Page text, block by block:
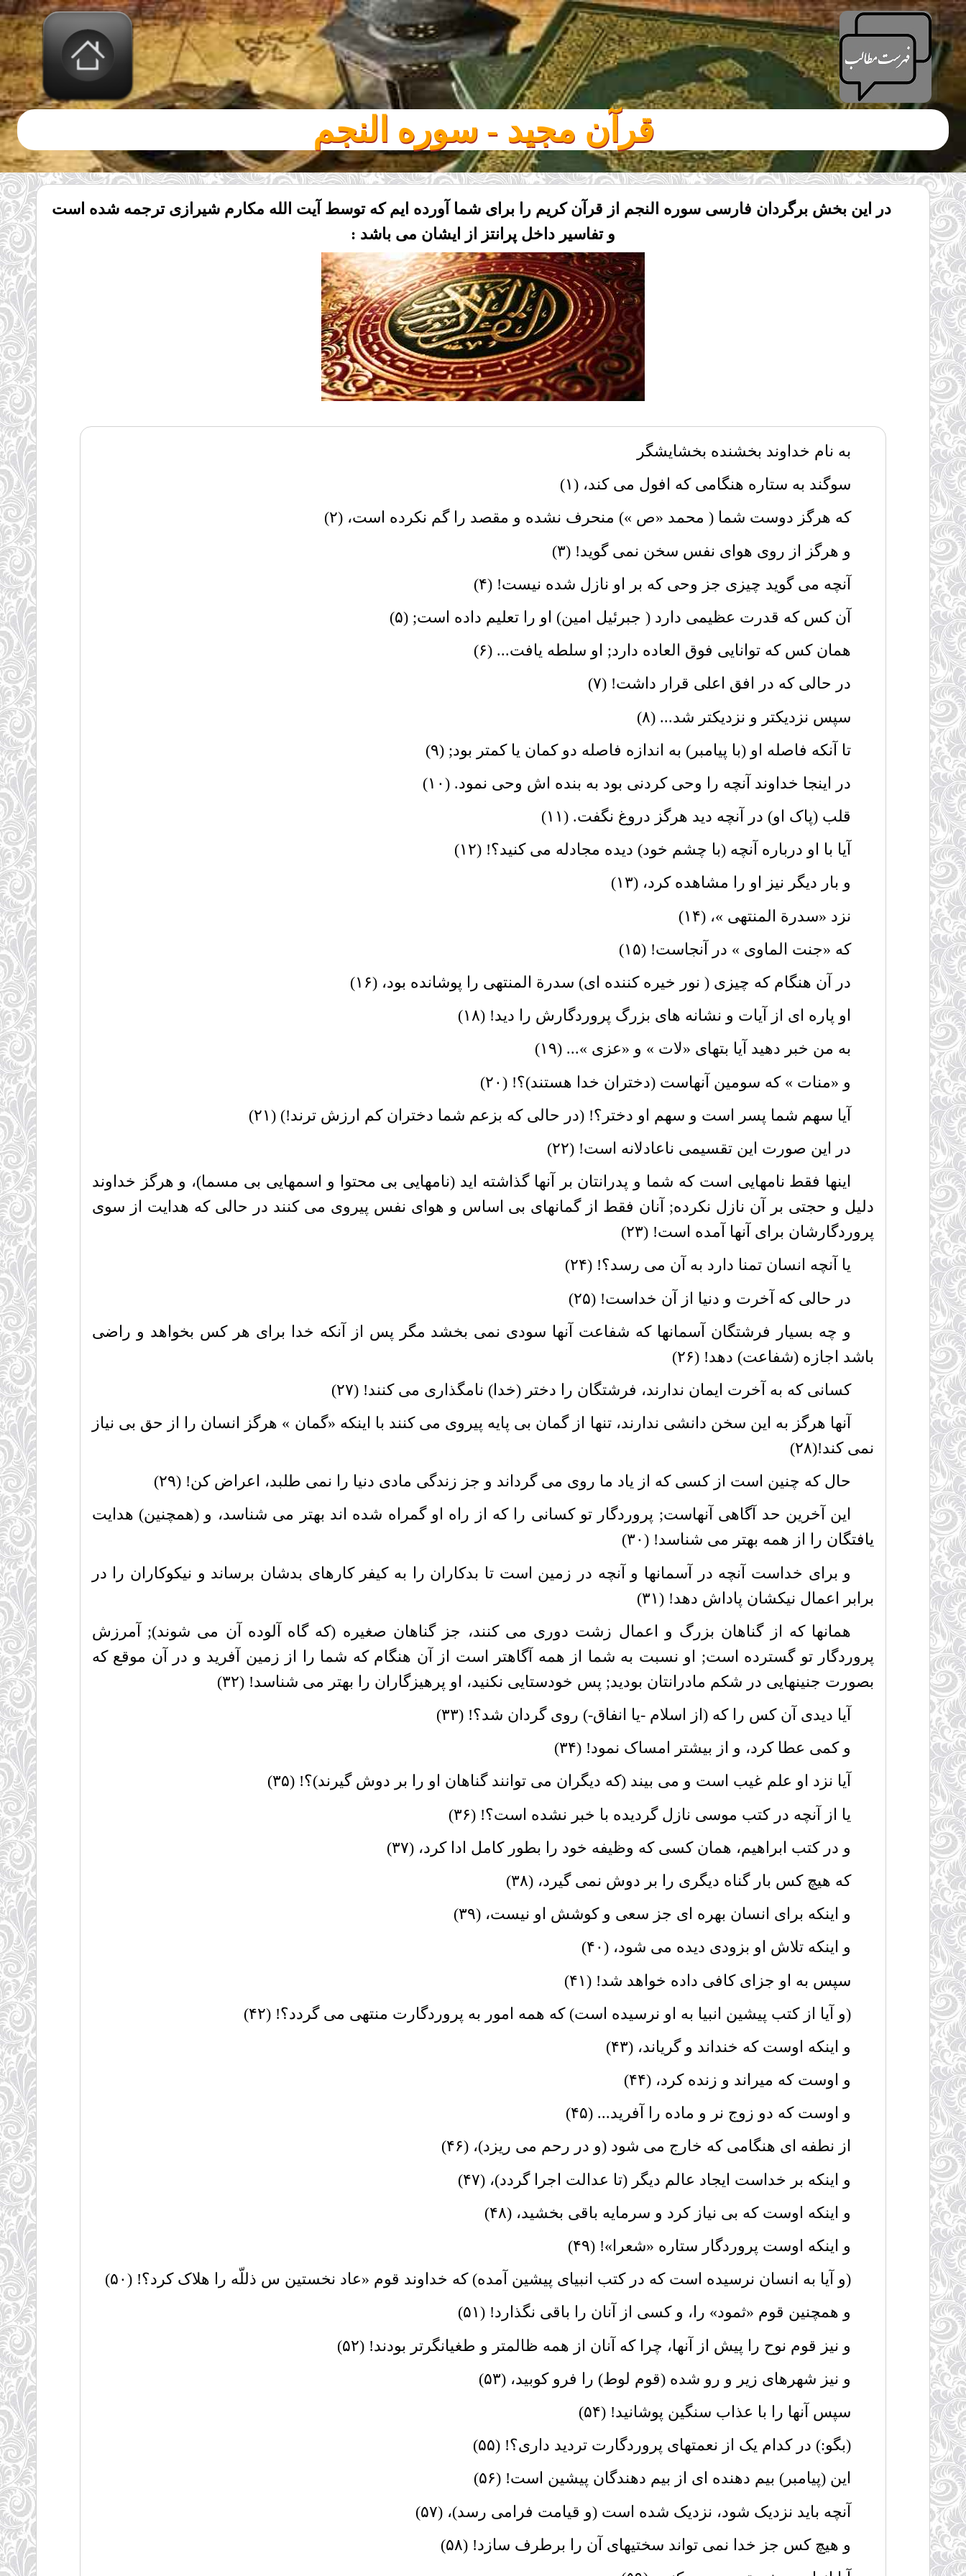
.
قرآن مجید - سوره النجم
در این بخش برگردان فارسی سوره النجم از قرآن کریم را برای شما آورده ایم که توسط آیت الله مکارم شیرازی ترجمه شده است
و تفاسیر داخل پرانتز از ایشان می باشد :
به نام خداوند بخشنده بخشایشگر
سوگند به ستاره هنگامى که افول مى کند، (۱)
که هرگز دوست شما ( محمد «ص ») منحرف نشده و مقصد را گم نکرده است، (۲)
و هرگز از روى هواى نفس سخن نمى گوید! (۳)
آنچه مى گوید چیزى جز وحى که بر او نازل شده نیست! (۴)
آن کس که قدرت عظیمى دارد ( جبرئیل امین) او را تعلیم داده است; (۵)
همان کس که توانایى فوق العاده دارد; او سلطه یافت... (۶)
در حالى که در افق اعلى قرار داشت! (۷)
سپس نزدیکتر و نزدیکتر شد... (۸)
تا آنکه فاصله او (با پیامبر) به اندازه فاصله دو کمان یا کمتر بود; (۹)
در اینجا خداوند آنچه را وحى کردنى بود به بنده اش وحى نمود. (۱۰)
قلب (پاک او) در آنچه دید هرگز دروغ نگفت. (۱۱)
آیا با او درباره آنچه (با چشم خود) دیده مجادله مى کنید؟! (۱۲)
و بار دیگر نیز او را مشاهده کرد، (۱۳)
نزد «سدرة المنتهى »، (۱۴)
که «جنت الماوى » در آنجاست! (۱۵)
در آن هنگام که چیزى ( نور خیره کننده اى) سدرة المنتهى را پوشانده بود، (۱۶)
او پاره اى از آیات و نشانه هاى بزرگ پروردگارش را دید! (۱۸)
به من خبر دهید آیا بتهاى «لات » و «عزى »... (۱۹)
و «منات » که سومین آنهاست (دختران خدا هستند)؟! (۲۰)
آیا سهم شما پسر است و سهم او دختر؟! (در حالى که بزعم شما دختران کم ارزش ترند!) (۲۱)
در این صورت این تقسیمى ناعادلانه است! (۲۲)
اینها فقط نامهایى است که شما و پدرانتان بر آنها گذاشته اید (نامهایى بى محتوا و اسمهایى بى مسما)، و هرگز خداوند
دلیل و حجتى بر آن نازل نکرده; آنان فقط از گمانهاى بى اساس و هواى نفس پیروى مى کنند در حالى که هدایت از سوى
پروردگارشان براى آنها آمده است! (۲۳)
یا آنچه انسان تمنا دارد به آن مى رسد؟! (۲۴)
در حالى که آخرت و دنیا از آن خداست! (۲۵)
و چه بسیار فرشتگان آسمانها که شفاعت آنها سودى نمى بخشد مگر پس از آنکه خدا براى هر کس بخواهد و راضى
باشد اجازه (شفاعت) دهد! (۲۶)
کسانى که به آخرت ایمان ندارند، فرشتگان را دختر (خدا) نامگذارى مى کنند! (۲۷)
آنها هرگز به این سخن دانشى ندارند، تنها از گمان بى پایه پیروى مى کنند با اینکه «گمان » هرگز انسان را از حق بى نیاز
نمى کند!(۲۸)
حال که چنین است از کسى که از یاد ما روى مى گرداند و جز زندگى مادى دنیا را نمى طلبد، اعراض کن! (۲۹)
این آخرین حد آگاهى آنهاست; پروردگار تو کسانى را که از راه او گمراه شده اند بهتر مى شناسد، و (همچنین) هدایت
یافتگان را از همه بهتر مى شناسد! (۳۰)
و براى خداست آنچه در آسمانها و آنچه در زمین است تا بدکاران را به کیفر کارهاى بدشان برساند و نیکوکاران را در
برابر اعمال نیکشان پاداش دهد! (۳۱)
همانها که از گناهان بزرگ و اعمال زشت دورى مى کنند، جز گناهان صغیره (که گاه آلوده آن مى شوند); آمرزش
پروردگار تو گسترده است; او نسبت به شما از همه آگاهتر است از آن هنگام که شما را از زمین آفرید و در آن موقع که
بصورت جنینهایى در شکم مادرانتان بودید; پس خودستایى نکنید، او پرهیزگاران را بهتر مى شناسد! (۳۲)
آیا دیدى آن کس را که (از اسلام -یا انفاق-) روى گردان شد؟! (۳۳)
و کمى عطا کرد، و از بیشتر امساک نمود! (۳۴)
آیا نزد او علم غیب است و مى بیند (که دیگران مى توانند گناهان او را بر دوش گیرند)؟! (۳۵)
یا از آنچه در کتب موسى نازل گردیده با خبر نشده است؟! (۳۶)
و در کتب ابراهیم، همان کسى که وظیفه خود را بطور کامل ادا کرد، (۳۷)
که هیچ کس بار گناه دیگرى را بر دوش نمى گیرد، (۳۸)
و اینکه براى انسان بهره اى جز سعى و کوشش او نیست، (۳۹)
و اینکه تلاش او بزودى دیده مى شود، (۴۰)
سپس به او جزاى کافى داده خواهد شد! (۴۱)
(و آیا از کتب پیشین انبیا به او نرسیده است) که همه امور به پروردگارت منتهى مى گردد؟! (۴۲)
و اینکه اوست که خنداند و گریاند، (۴۳)
و اوست که میراند و زنده کرد، (۴۴)
و اوست که دو زوج نر و ماده را آفرید... (۴۵)
از نطفه اى هنگامى که خارج مى شود (و در رحم مى ریزد)، (۴۶)
و اینکه بر خداست ایجاد عالم دیگر (تا عدالت اجرا گردد)، (۴۷)
و اینکه اوست که بى نیاز کرد و سرمایه باقى بخشید، (۴۸)
و اینکه اوست پروردگار ستاره «شعرا»! (۴۹)
(و آیا به انسان نرسیده است که در کتب انبیاى پیشین آمده) که خداوند قوم «عاد نخستین س ذللّه را هلاک کرد؟! (۵۰)
و همچنین قوم «ثمود» را، و کسى از آنان را باقى نگذارد! (۵۱)
و نیز قوم نوح را پیش از آنها، چرا که آنان از همه ظالمتر و طغیانگرتر بودند! (۵۲)
و نیز شهرهاى زیر و رو شده (قوم لوط) را فرو کوبید، (۵۳)
سپس آنها را با عذاب سنگین پوشانید! (۵۴)
(بگو:) در کدام یک از نعمتهاى پروردگارت تردید دارى؟! (۵۵)
این (پیامبر) بیم دهنده اى از بیم دهندگان پیشین است! (۵۶)
آنچه باید نزدیک شود، نزدیک شده است (و قیامت فرامى رسد)، (۵۷)
و هیچ کس جز خدا نمى تواند سختیهاى آن را برطرف سازد! (۵۸)